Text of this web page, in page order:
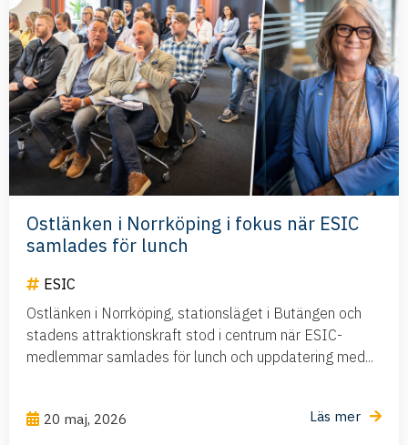
Ostlänken i Norrköping i fokus när ESIC
samlades för lunch
ESIC
Ostlänken i Norrköping, stationsläget i Butängen och
stadens attraktionskraft stod i centrum när ESIC-
medlemmar samlades för lunch och uppdatering med...
20 maj, 2026 Läs mer